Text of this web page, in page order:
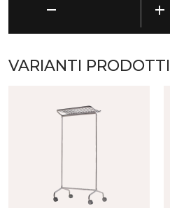
remove
-
a
add
VARIANTI PRODOTTI